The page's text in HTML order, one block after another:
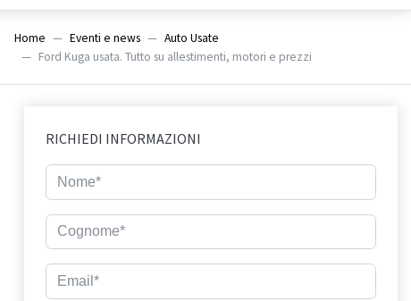
Home Eventi e news
Auto Usate
Ford Kuga usata. Tutto su allestimenti, motori e prezzi
RICHIEDI INFORMAZIONI